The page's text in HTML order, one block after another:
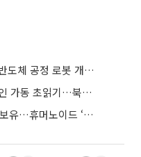
라온로보틱스, 국내 유일 차세대 반도체 공정 로봇 개발 ‘고객사 테스트 진행’
신성에스티, 2300억 규모 미국법인 가동 초읽기…북미 ESS 공략 본격화
에브리봇, 미 로봇 수출 FCC인증 보유…휴머노이드 ‘AI 두뇌’ 탑재 속도